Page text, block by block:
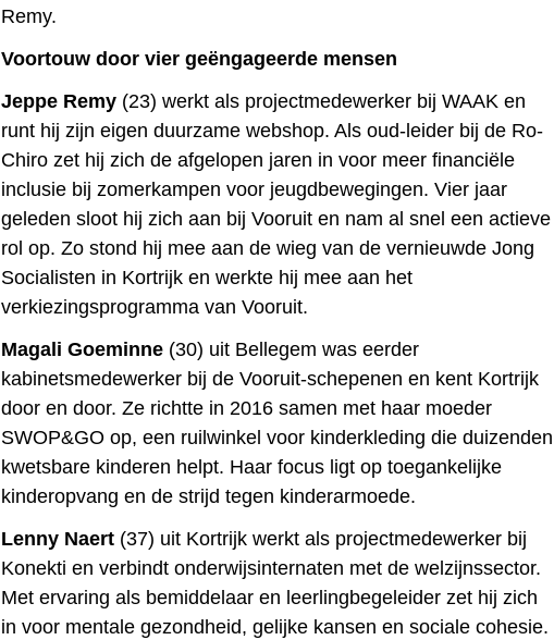
Remy.
Voortouw door vier geëngageerde mensen
Jeppe Remy (23) werkt als projectmedewerker bij WAAK en
runt hij zijn eigen duurzame webshop. Als oud-leider bij de Ro-
Chiro zet hij zich de afgelopen jaren in voor meer financiële
inclusie bij zomerkampen voor jeugdbewegingen. Vier jaar
geleden sloot hij zich aan bij Vooruit en nam al snel een actieve
rol op. Zo stond hij mee aan de wieg van de vernieuwde Jong
Socialisten in Kortrijk en werkte hij mee aan het
verkiezingsprogramma van Vooruit.
Magali Goeminne (30) uit Bellegem was eerder
kabinetsmedewerker bij de Vooruit-schepenen en kent Kortrijk
door en door. Ze richtte in 2016 samen met haar moeder
SWOP&GO op, een ruilwinkel voor kinderkleding die duizenden
kwetsbare kinderen helpt. Haar focus ligt op toegankelijke
kinderopvang en de strijd tegen kinderarmoede.
Lenny Naert (37) uit Kortrijk werkt als projectmedewerker bij
Konekti en verbindt onderwijsinternaten met de welzijnssector.
Met ervaring als bemiddelaar en leerlingbegeleider zet hij zich
in voor mentale gezondheid, gelijke kansen en sociale cohesie.